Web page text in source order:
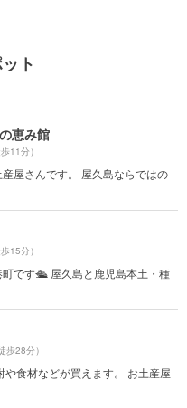
ト
恵み館
歩11分）
屋さんです。 屋久島ならではの
歩15分）
町です🛳 屋久島と鹿児島本土・種
歩28分）
食材などが買えます。 お土産屋